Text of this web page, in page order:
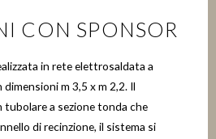
CON SPONSOR
in rete elettrosaldata a
m 3,5 x m 2,2. Il
tubolare a sezione tonda che
di recinzione, il sistema si